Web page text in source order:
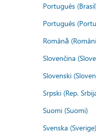
Português
Português
Română
Slovenčina
Slovenski
Srpski (Rep.
Suomi (Suomi)
Svenska (Sverige)